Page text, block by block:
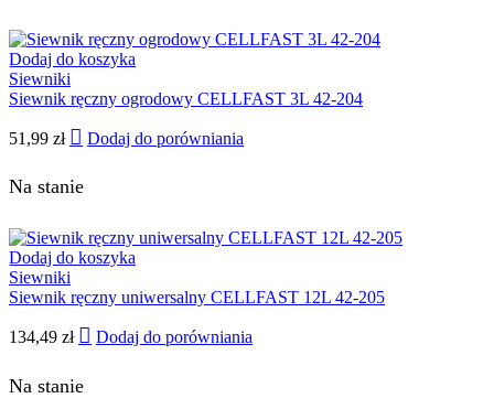
Dodaj do koszyka
Siewniki
Siewnik ręczny ogrodowy CELLFAST 3L 42-204
51,99 zł Dodaj do porówniania
Na stanie
Dodaj do koszyka
Siewniki
Siewnik ręczny uniwersalny CELLFAST 12L 42-205
134,49 zł Dodaj do porówniania
Na stanie